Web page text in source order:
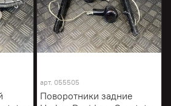
арт. 055505
Поворотники задние